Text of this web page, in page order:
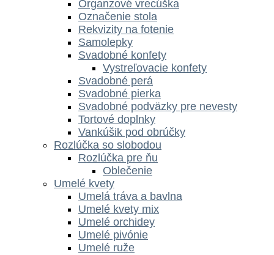
Organzové vrecúška
Označenie stola
Rekvizity na fotenie
Samolepky
Svadobné konfety
Vystreľovacie konfety
Svadobné perá
Svadobné pierka
Svadobné podväzky pre nevesty
Tortové doplnky
Vankúšik pod obrúčky
Rozlúčka so slobodou
Rozlúčka pre ňu
Oblečenie
Umelé kvety
Umelá tráva a bavlna
Umelé kvety mix
Umelé orchidey
Umelé pivónie
Umelé ruže